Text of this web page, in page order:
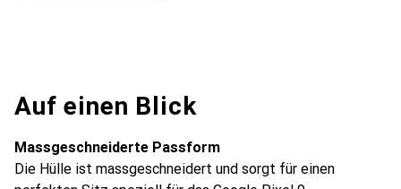
Auf einen Blick
Massgeschneiderte Passform
Die Hülle ist massgeschneidert und sorgt für einen